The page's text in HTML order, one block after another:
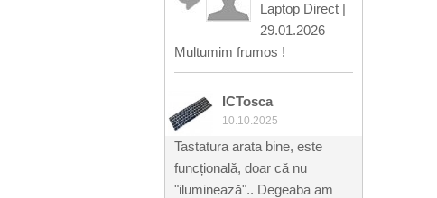
Laptop Direct |
29.01.2026
Multumim frumos !
ICTosca
10.10.2025
Tastatura arata bine, este
funcțională, doar că nu
"iluminează".. Degeaba am